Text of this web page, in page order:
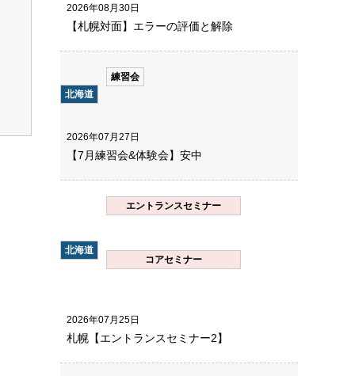
2026年08月30日
【札幌対面】エラーの評価と解除
北海道
練習会
2026年07月27日
【7月練習会&体験会】安中
北海道
エントランスセミナー
コアセミナー
2026年07月25日
札幌【エントランスセミナー2】